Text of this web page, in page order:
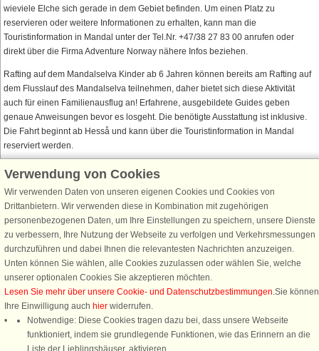
wieviele Elche sich gerade in dem Gebiet befinden. Um einen Platz zu
reservieren oder weitere Informationen zu erhalten, kann man die
Touristinformation in Mandal unter der Tel.Nr. +47/38 27 83 00 anrufen oder
direkt über die Firma Adventure Norway nähere Infos beziehen.
Rafting auf dem Mandalselva Kinder ab 6 Jahren können bereits am Rafting auf
dem Flusslauf des Mandalselva teilnehmen, daher bietet sich diese Aktivität
auch für einen Familienausflug an! Erfahrene, ausgebildete Guides geben
genaue Anweisungen bevor es losgeht. Die benötigte Ausstattung ist inklusive.
Die Fahrt beginnt ab Hesså und kann über die Touristinformation in Mandal
reserviert werden.
Schließen Sie sich 100.000 Ferienhaus-Fans an
Erhalten Sie einen Willkommensgutschein von 25 €für Ihren nächsten
Ferienhausurlaub - melden Sie sich einfach für den DanCenter Newsletter
an. Verpassen Sie nie wieder exklusive Angebote, Gewinnspiele und
Urlaubstipps!
Newsletter abonnieren
Verwendung von Cookies
Wir verwenden Daten von unseren eigenen Cookies und Cookies von
Drittanbietern. Wir verwenden diese in Kombination mit zugehörigen
personenbezogenen Daten, um Ihre Einstellungen zu speichern, unsere Dienste
zu verbessern, Ihre Nutzung der Webseite zu verfolgen und Verkehrsmessungen
durchzuführen und dabei Ihnen die relevantesten Nachrichten anzuzeigen.
Unten können Sie wählen, alle Cookies zuzulassen oder wählen Sie, welche
unserer optionalen Cookies Sie akzeptieren möchten.
Lesen Sie mehr über unsere Cookie- und Datenschutzbestimmungen.Sie können
Ihre Einwilligung auch hier widerrufen.
Notwendige: Diese Cookies tragen dazu bei, dass unsere Webseite
funktioniert, indem sie grundlegende Funktionen, wie das Erinnern an die
Liste der Lieblingshäuser, aktivieren.